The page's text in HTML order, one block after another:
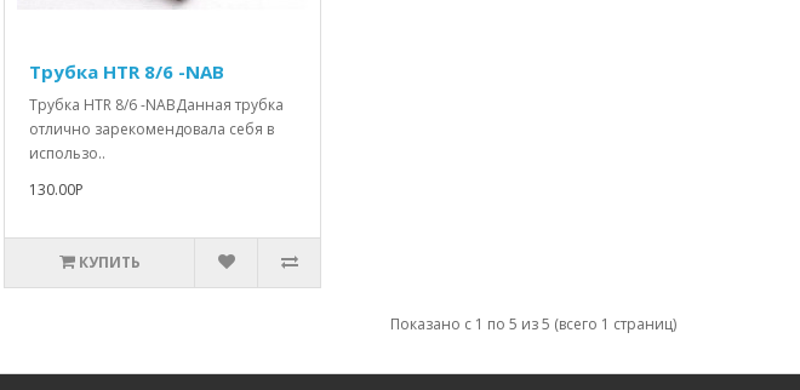
Трубка HTR 8/6 -NAB
Трубка HTR 8/6 -NABДанная трубка
отлично зарекомендовала себя в
использо..
130.00Р
КУПИТЬ
Показано с 1 по 5 из 5 (всего 1 страниц)